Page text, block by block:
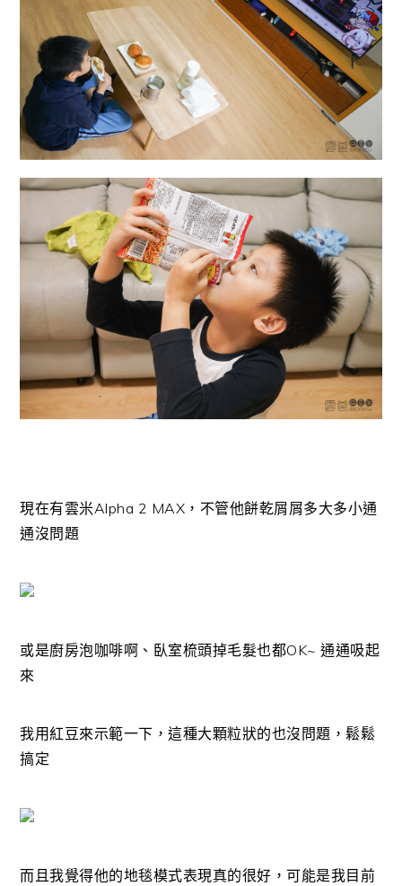
現在有雲米Alpha 2 MAX，不管他餅乾屑屑多大多小通
通沒問題
或是廚房泡咖啡啊、臥室梳頭掉毛髮也都OK~ 通通吸起
來
我用紅豆來示範一下，這種大顆粒狀的也沒問題，鬆鬆
搞定
而且我覺得他的地毯模式表現真的很好，可能是我目前